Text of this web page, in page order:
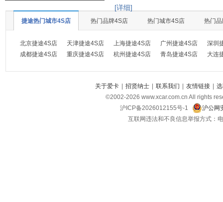
[详细]
捷途热门城市4S店 热门品牌4S店 热门城市4S店 热门
北京捷途4S店 天津捷途4S店 上海捷途4S店 广州捷途4S店
深圳
成都捷途4S店
重庆捷途4S店 杭州捷途4S店 青岛捷途4S店 大连
关于爱卡 | 招贤纳士 | 联系我们 | 友情链接 |
©2002-2026 www.xcar.com.cn All rights
沪ICP备2026012155号-1
沪公网
互联网违法和不良信息举报方式：